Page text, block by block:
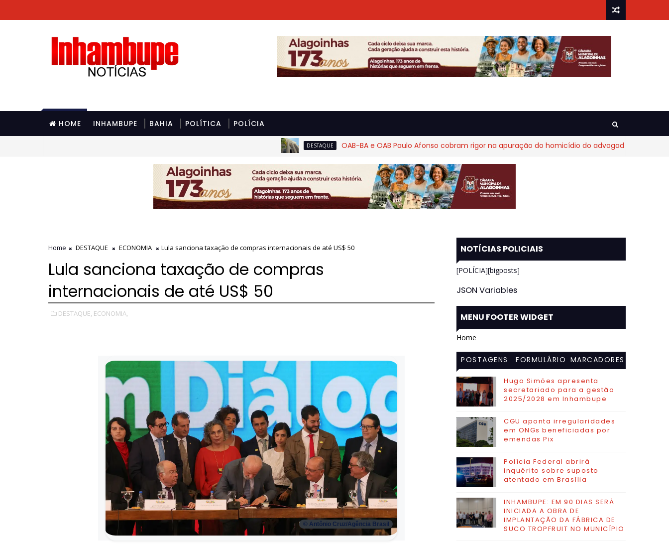
HOME INHAMBUPE BAHIA POLÍTICA POLÍCIA
DESTAQUE OAB-BA e OAB Paulo Afonso cobram rigor na apuração do homicídio do advogado Diego Fraga de
Home DESTAQUE ECONOMIA Lula sanciona taxação de compras internacionais de até US$ 50
Lula sanciona taxação de compras
internacionais de até US$ 50
DESTAQUE, ECONOMIA,
© Antônio Cruz/Agência Brasil
NOTÍCIAS POLICIAIS
[POLÍCIA][bigposts]
JSON Variables
MENU FOOTER WIDGET
Home
POSTAGENS
MAIS
VISITADAS
FORMULÁRIO MARCADORES
Hugo Simões apresenta
secretariado para a gestão
2025/2028 em Inhambupe
CGU aponta irregularidades
em ONGs beneficiadas por
emendas Pix
Polícia Federal abrirá
inquérito sobre suposto
atentado em Brasília
INHAMBUPE: EM 90 DIAS SERÁ
INICIADA A OBRA DE
IMPLANTAÇÃO DA FÁBRICA DE
SUCO TROPFRUIT NO MUNICÍPIO